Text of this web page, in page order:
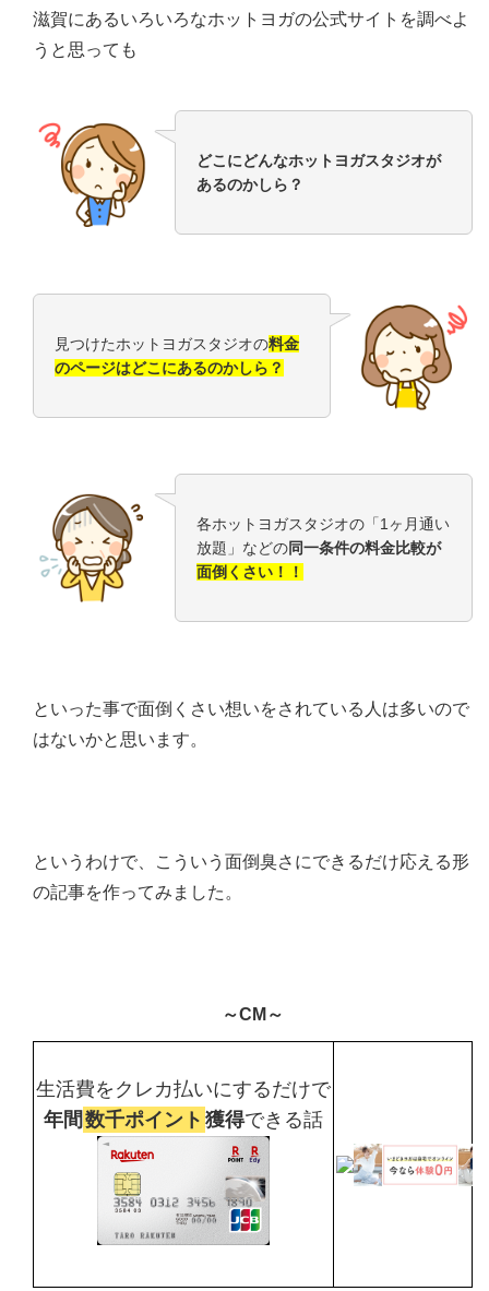
滋賀にあるいろいろなホットヨガの公式サイトを調べよ
うと思っても
どこにどんなホットヨガスタジオが
あるのかしら？
見つけたホットヨガスタジオの料金
のページはどこにあるのかしら？
各ホットヨガスタジオの「1ヶ月通い
放題」などの同一条件の料金比較が
面倒くさい！！
といった事で面倒くさい想いをされている人は多いので
はないかと思います。
というわけで、こういう面倒臭さにできるだけ応える形
の記事を作ってみました。
～CM～
生活費をクレカ払いにするだけで
年間 数千ポイント 獲得できる話